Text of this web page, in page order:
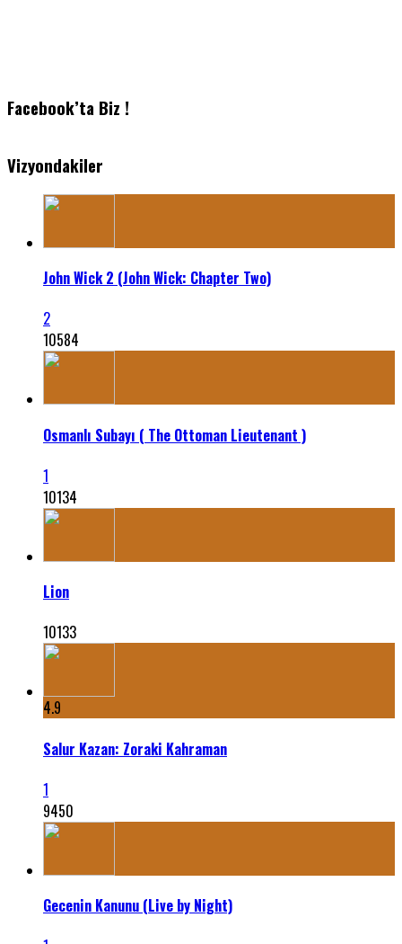
Facebook’ta Biz !
Vizyondakiler
John Wick 2 (John Wick: Chapter Two)
2
10584
Osmanlı Subayı ( The Ottoman Lieutenant )
1
10134
Lion
10133
4.9
Salur Kazan: Zoraki Kahraman
1
9450
Gecenin Kanunu (Live by Night)